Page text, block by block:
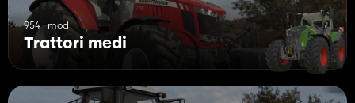
954 i mod
Trattori medi